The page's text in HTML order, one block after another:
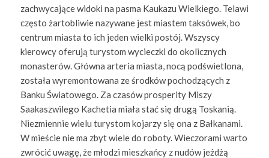
zachwycające widoki na pasma Kaukazu Wielkiego. Telawi
często żartobliwie nazywane jest miastem taksówek, bo
centrum miasta to ich jeden wielki postój. Wszyscy
kierowcy oferują turystom wycieczki do okolicznych
monasterów. Główna arteria miasta, nocą podświetlona,
została wyremontowana ze środków pochodzących z
Banku Światowego. Za czasów prosperity Miszy
Saakaszwilego Kachetia miała stać się drugą Toskanią.
Niezmiennie wielu turystom kojarzy się ona z Bałkanami.
W mieście nie ma zbyt wiele do roboty. Wieczorami warto
zwrócić uwagę, że młodzi mieszkańcy z nudów jeżdżą